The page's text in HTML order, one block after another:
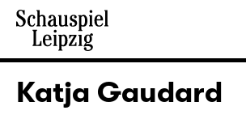
Katja Gaudard